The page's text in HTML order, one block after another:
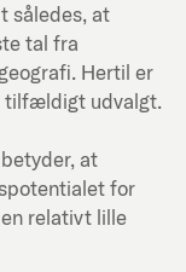
således, at
tal fra
Hertil er
tilfældigt udvalgt.
at
for
relativt lille